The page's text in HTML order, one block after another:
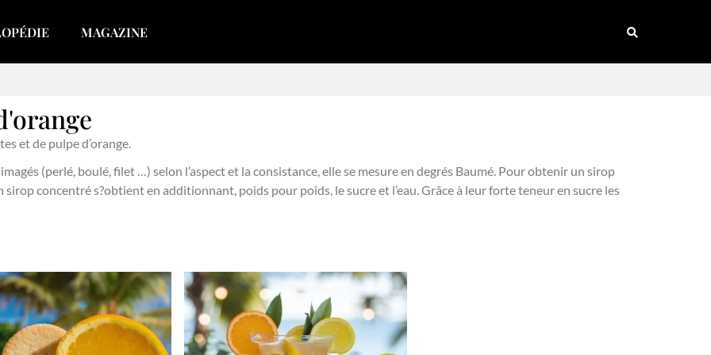
MAGAZINE
et de pulpe d’orange.
(perlé, boulé, filet …) selon l’aspect et la consistance, elle se mesure en degrés Baumé. Pour obtenir un sirop
sirop concentré s?obtient en additionnant, poids pour poids, le sucre et l’eau. Grâce à leur forte teneur en sucre les